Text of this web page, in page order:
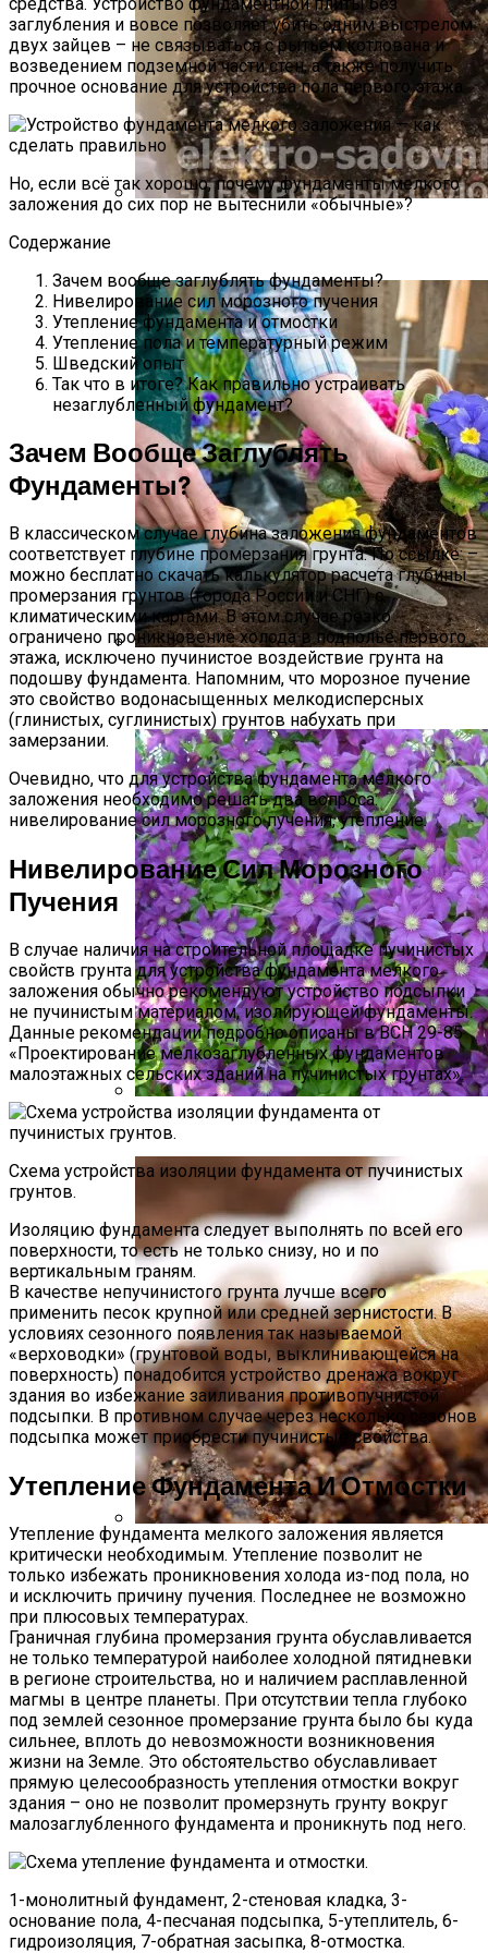
Виды Цветов Для Посадки В Апреле,
Чтобы Быстрее Зацвели
Размножение Клематиса Семенами
Стратификация Семян
заглубления и вовсе позволяет убить одним выстрелом
двух зайцев – не связываться с рытьем котлована и
возведением подземной части стен, а также получить
прочное основание для устройства пола первого этажа.
Но, если всё так хорошо, почему фундаменты мелкого
заложения до сих пор не вытеснили «обычные»?
Содержание
Зачем вообще заглублять фундаменты?
Нивелирование сил морозного пучения
Утепление фундамента и отмостки
Утепление пола и температурный режим
Шведский опыт
Так что в итоге? Как правильно устраивать
незаглубленный фундамент?
Зачем Вообще Заглублять
Фундаменты?
В классическом случае глубина заложения фундаментов
соответствует глубине промерзания грунта. По ссылке: –
можно бесплатно скачать калькулятор расчета глубины
промерзания грунтов (города России и СНГ) с
климатическими картами. В этом случае резко
ограничено проникновение холода в подполье первого
этажа, исключено пучинистое воздействие грунта на
подошву фундамента. Напомним, что морозное пучение
это свойство водонасыщенных мелкодисперсных
(глинистых, суглинистых) грунтов набухать при
замерзании.
Очевидно, что для устройства фундамента мелкого
заложения необходимо решать два вопроса:
нивелирование сил морозного пучения, утепление.
Нивелирование Сил Морозного
Пучения
В случае наличия на строительной площадке пучинистых
свойств грунта для устройства фундамента мелкого
заложения обычно рекомендуют устройство подсыпки
не пучинистым материалом, изолирующей фундаменты.
Данные рекомендации подробно описаны в ВСН 29-85
«Проектирование мелкозаглубленных фундаментов
малоэтажных сельских зданий на пучинистых грунтах».
Схема устройства изоляции фундамента от пучинистых
грунтов.
Изоляцию фундамента следует выполнять по всей его
поверхности, то есть не только снизу, но и по
вертикальным граням.
В качестве непучинистого грунта лучше всего
применить песок крупной или средней зернистости. В
условиях сезонного появления так называемой
«верховодки» (грунтовой воды, выклинивающейся на
поверхность) понадобится устройство дренажа вокруг
здания во избежание заиливания противопучнистой
подсыпки. В противном случае через несколько сезонов
подсыпка может приобрести пучинистые свойства.
Утепление Фундамента И Отмостки
Утепление фундамента мелкого заложения является
критически необходимым. Утепление позволит не
только избежать проникновения холода из-под пола, но
и исключить причину пучения. Последнее не возможно
при плюсовых температурах.
Граничная глубина промерзания грунта обуславливается
не только температурой наиболее холодной пятидневки
в регионе строительства, но и наличием расплавленной
магмы в центре планеты. При отсутствии тепла глубоко
под землей сезонное промерзание грунта было бы куда
сильнее, вплоть до невозможности возникновения
жизни на Земле. Это обстоятельство обуславливает
прямую целесообразность утепления отмостки вокруг
здания – оно не позволит промерзнуть грунту вокруг
малозаглубленного фундамента и проникнуть под него.
1-монолитный фундамент, 2-стеновая кладка, 3-
основание пола, 4-песчаная подсыпка, 5-утеплитель, 6-
гидроизоляция, 7-обратная засыпка, 8-отмостка.